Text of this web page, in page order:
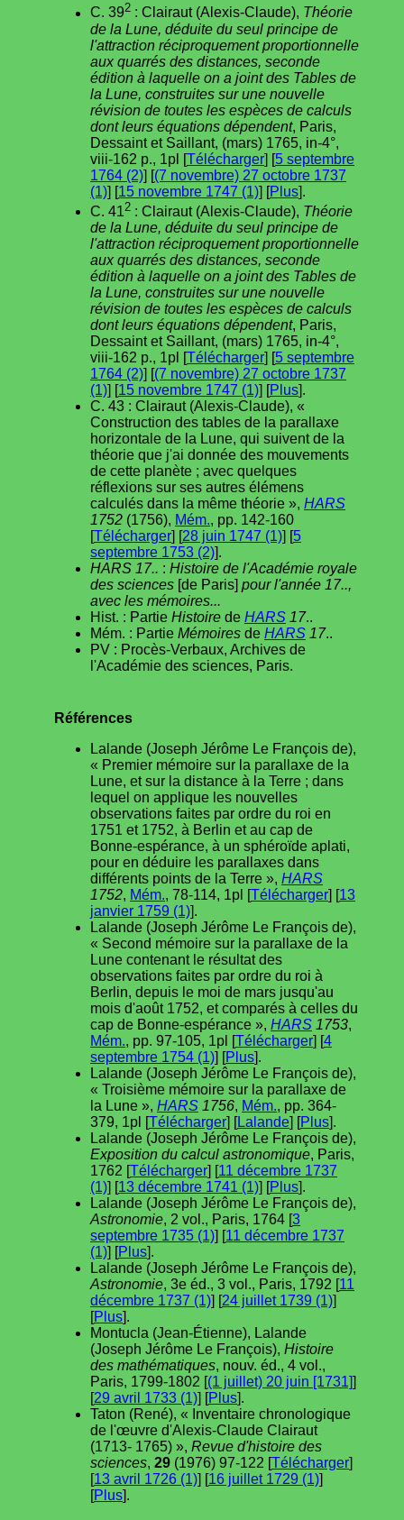
C. 392 : Clairaut (Alexis-Claude), Théorie
de la Lune, déduite du seul principe de
l'attraction réciproquement proportionnelle
aux quarrés des distances, seconde
édition à laquelle on a joint des Tables de
la Lune, construites sur une nouvelle
révision de toutes les espèces de calculs
dont leurs équations dépendent, Paris,
Dessaint et Saillant, (mars) 1765, in-4°,
viii-162 p., 1pl [Télécharger] [5 septembre
1764 (2)] [(7 novembre) 27 octobre 1737
(1)] [15 novembre 1747 (1)] [Plus].
C. 412 : Clairaut (Alexis-Claude), Théorie
de la Lune, déduite du seul principe de
l'attraction réciproquement proportionnelle
aux quarrés des distances, seconde
édition à laquelle on a joint des Tables de
la Lune, construites sur une nouvelle
révision de toutes les espèces de calculs
dont leurs équations dépendent, Paris,
Dessaint et Saillant, (mars) 1765, in-4°,
viii-162 p., 1pl [Télécharger] [5 septembre
1764 (2)] [(7 novembre) 27 octobre 1737
(1)] [15 novembre 1747 (1)] [Plus].
C. 43 : Clairaut (Alexis-Claude), «
Construction des tables de la parallaxe
horizontale de la Lune, qui suivent de la
théorie que j'ai donnée des mouvements
de cette planète ; avec quelques
réflexions sur ses autres élémens
calculés dans la même théorie », HARS
1752 (1756), Mém., pp. 142-160
[Télécharger] [28 juin 1747 (1)] [5
septembre 1753 (2)].
HARS 17.. : Histoire de l'Académie royale
des sciences [de Paris] pour l'année 17..,
avec les mémoires...
Hist. : Partie Histoire de HARS 17..
Mém. : Partie Mémoires de HARS 17..
PV : Procès-Verbaux, Archives de
l'Académie des sciences, Paris.
Références
Lalande (Joseph Jérôme Le François de),
« Premier mémoire sur la parallaxe de la
Lune, et sur la distance à la Terre ; dans
lequel on applique les nouvelles
observations faites par ordre du roi en
1751 et 1752, à Berlin et au cap de
Bonne-espérance, à un sphéroïde aplati,
pour en déduire les parallaxes dans
différents points de la Terre », HARS
1752, Mém., 78-114, 1pl [Télécharger] [13
janvier 1759 (1)].
Lalande (Joseph Jérôme Le François de),
« Second mémoire sur la parallaxe de la
Lune contenant le résultat des
observations faites par ordre du roi à
Berlin, depuis le moi de mars jusqu'au
mois d'août 1752, et comparés à celles du
cap de Bonne-espérance », HARS 1753,
Mém., pp. 97-105, 1pl [Télécharger] [4
septembre 1754 (1)] [Plus].
Lalande (Joseph Jérôme Le François de),
« Troisième mémoire sur la parallaxe de
la Lune », HARS 1756, Mém., pp. 364-
379, 1pl [Télécharger] [Lalande] [Plus].
Lalande (Joseph Jérôme Le François de),
Exposition du calcul astronomique, Paris,
1762 [Télécharger] [11 décembre 1737
(1)] [13 décembre 1741 (1)] [Plus].
Lalande (Joseph Jérôme Le François de),
Astronomie, 2 vol., Paris, 1764 [3
septembre 1735 (1)] [11 décembre 1737
(1)] [Plus].
Lalande (Joseph Jérôme Le François de),
Astronomie, 3e éd., 3 vol., Paris, 1792 [11
décembre 1737 (1)] [24 juillet 1739 (1)]
[Plus].
Montucla (Jean-Étienne), Lalande
(Joseph Jérôme Le François), Histoire
des mathématiques, nouv. éd., 4 vol.,
Paris, 1799-1802 [(1 juillet) 20 juin [1731]]
[29 avril 1733 (1)] [Plus].
Taton (René), « Inventaire chronologique
de l'œuvre d'Alexis-Claude Clairaut
(1713- 1765) », Revue d'histoire des
sciences, 29 (1976) 97-122 [Télécharger]
[13 avril 1726 (1)] [16 juillet 1729 (1)]
[Plus].